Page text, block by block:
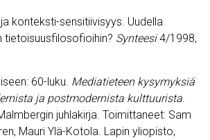
konteksti-sensitiivisyys. Uudella
tietoisuusfilosofioihin? Synteesi4/1998,
60-luku. Mediatieteen kysymyksiä
ja postmodernista kulttuurista.
juhlakirja. Toimittaneet: Sam
Mauri Ylä-Kotola. Lapin yliopisto,